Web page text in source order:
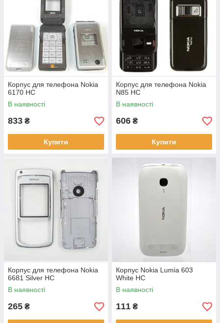
Корпус для телефона Nokia
6170 HC
В наявності
833 ₴
Купити
Корпус для телефона Nokia
N85 HC
В наявності
606 ₴
Купити
Корпус для телефона Nokia
6681 Silver HC
В наявності
265 ₴
Корпус Nokia Lumia 603
White HC
В наявності
111 ₴